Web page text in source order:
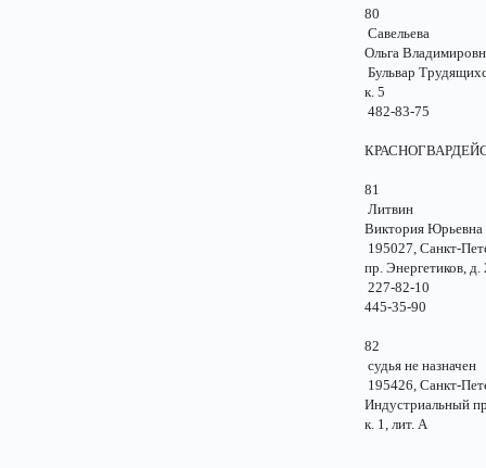
80
Савельева
Ольга
Бульвар
к. 5
482-83-75
81
Литвин
Виктория
195027, Санкт-
пр. Энергетиков,
227-82-10
445-35-90
82
судья не
195426, Санкт-
Индустриальный
к. 1, лит. А